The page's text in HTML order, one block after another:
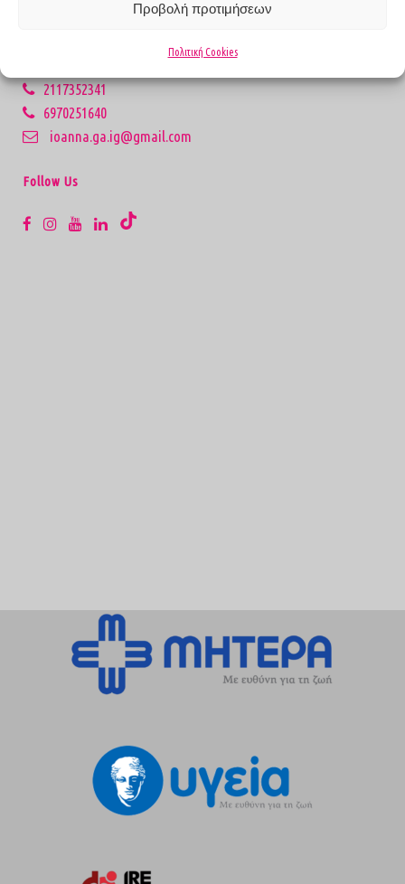
Προβολή προτιμήσεων
Πολιτική Cookies
(near Hippocrates Hospital)
Pavlou Mela 6, Peristeri (MEDIFIRST)
2117352341
6970251640
ioanna.ga.ig@gmail.com
Follow Us